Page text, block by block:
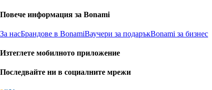
Повече информация за Bonami
За насБрандове в BonamiВаучери за подаръкBonami за бизнес
Изтеглете мобилното приложение
Последвайте ни в социалните мрежи